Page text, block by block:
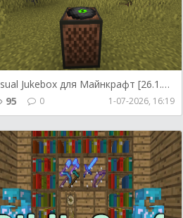
Visual Jukebox для Майнкрафт [26.1.2, 26.1.1, 26.1]
95
0 1-07-2026, 16:19